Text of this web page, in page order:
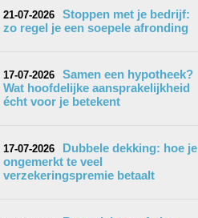
21-07-2026
Stoppen met je bedrijf:
zo regel je een soepele afronding
17-07-2026
Samen een hypotheek?
Wat hoofdelijke aansprakelijkheid
écht voor je betekent
17-07-2026
Dubbele dekking: hoe je
ongemerkt te veel
verzekeringspremie betaalt